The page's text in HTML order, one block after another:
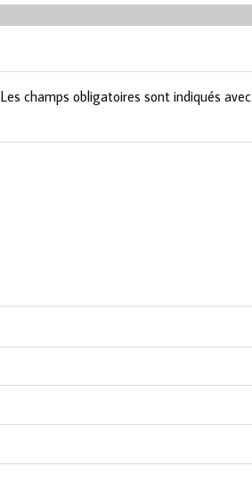
Les champs obligatoires sont indiqués avec